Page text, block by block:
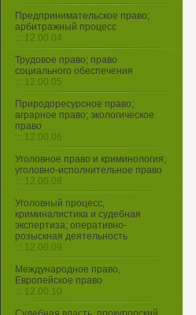
Предпринимательское право;
арбитражный процесс
::: 12.00.04
Трудовое право; право
социального обеспечения
::: 12.00.05
Природоресурсное право;
аграрное право; экологическое
право
::: 12.00.06
Уголовное право и криминология;
уголовно-исполнительное право
::: 12.00.08
Уголовный процесс,
криминалистика и судебная
экспертиза; оперативно-
розыскная деятельность
::: 12.00.09
Международное право,
Европейское право
::: 12.00.10